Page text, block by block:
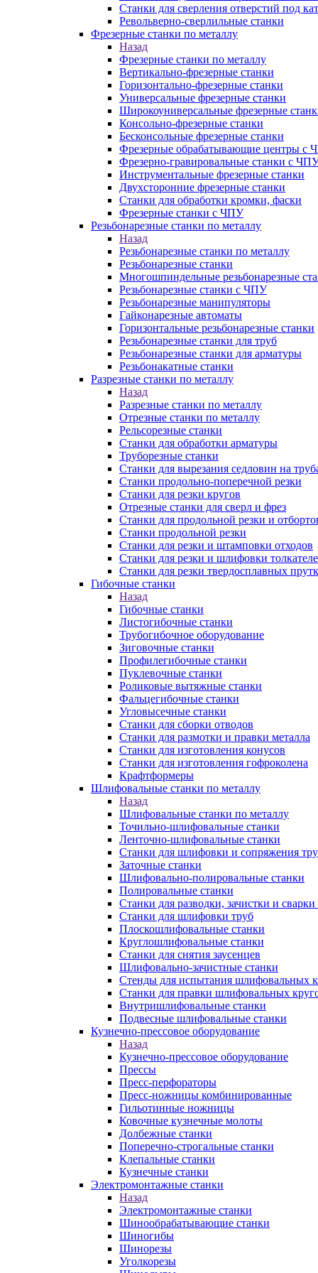
Станки для сверления отверстий под
Револьверно-сверлильные станки
Фрезерные станки по металлу
Назад
Фрезерные станки по металлу
Вертикально-фрезерные станки
Горизонтально-фрезерные станки
Универсальные фрезерные станки
Широкоуниверсальные фрезерные
Консольно-фрезерные станки
Бесконсольные фрезерные станки
Фрезерные обрабатывающие центры с
Фрезерно-гравировальные станки с
Инструментальные фрезерные станки
Двухсторонние фрезерные станки
Станки для обработки кромки, фаски
Фрезерные станки с ЧПУ
Резьбонарезные станки по металлу
Назад
Резьбонарезные станки по металлу
Резьбонарезные станки
Многошпиндельные резьбонарезные
Резьбонарезные станки с ЧПУ
Резьбонарезные манипуляторы
Гайконарезные автоматы
Горизонтальные резьбонарезные станки
Резьбонарезные станки для труб
Резьбонарезные станки для арматуры
Резьбонакатные станки
Разрезные станки по металлу
Назад
Разрезные станки по металлу
Отрезные станки по металлу
Рельсорезные станки
Станки для обработки арматуры
Труборезные станки
Станки для вырезания седловин на
Станки продольно-поперечной резки
Станки для резки кругов
Отрезные станки для сверл и фрез
Станки для продольной резки и
Станки продольной резки
Станки для резки и штамповки отходов
Станки для резки и шлифовки
Станки для резки твердосплавных
Гибочные станки
Назад
Гибочные станки
Листогибочные станки
Трубогибочное оборудование
Зиговочные станки
Профилегибочные станки
Пуклевочные станки
Роликовые вытяжные станки
Фальцегибочные станки
Угловысечные станки
Станки для сборки отводов
Станки для размотки и правки металла
Станки для изготовления конусов
Станки для изготовления гофроколена
Крафтформеры
Шлифовальные станки по металлу
Назад
Шлифовальные станки по металлу
Точильно-шлифовальные станки
Ленточно-шлифовальные станки
Станки для шлифовки и сопряжения
Заточные станки
Шлифовально-полировальные станки
Полировальные станки
Станки для разводки, зачистки и сварки
Станки для шлифовки труб
Плоскошлифовальные станки
Круглошлифовальные станки
Станки для снятия заусенцев
Шлифовально-зачистные станки
Стенды для испытания шлифовальных
Станки для правки шлифовальных
Внутришлифовальные станки
Подвесные шлифовальные станки
Кузнечно-прессовое оборудование
Назад
Кузнечно-прессовое оборудование
Прессы
Пресс-перфораторы
Пресс-ножницы комбинированные
Гильотинные ножницы
Ковочные кузнечные молоты
Долбежные станки
Поперечно-строгальные станки
Клепальные станки
Кузнечные станки
Электромонтажные станки
Назад
Электромонтажные станки
Шинообрабатывающие станки
Шиногибы
Шинорезы
Уголкорезы